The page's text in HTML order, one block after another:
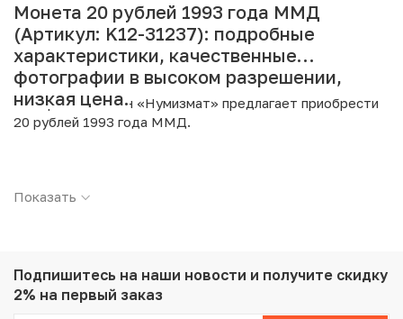
Монета 20 рублей 1993 года ММД
(Артикул: K12-31237): подробные
характеристики, качественные
фотографии в высоком разрешении,
низкая цена.
Интернет магазин «Нумизмат» предлагает приобрести
20 рублей 1993 года ММД.
Страна: Россия
Металл: Сталь с никелевым покрытием
Вес: 5 г
Показать
Подпишитесь на наши новости и получите скидку
2% на первый заказ